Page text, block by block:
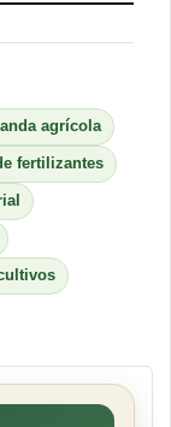
agrícola
fertilizantes